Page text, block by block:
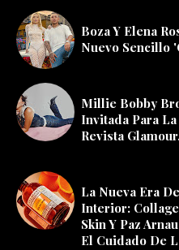
Boza Y Elena
Nuevo Sencillo
Millie Bobby
Invitada Para
Revista
La Nueva Era
Interior:
Skin Y Paz
El Cuidado De